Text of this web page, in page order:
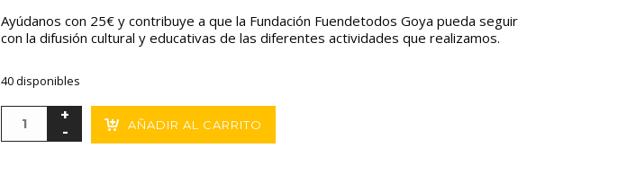
Ayúdanos con 25€ y contribuye a que la Fundación Fuendetodos Goya pueda seguir
con la difusión cultural y educativas de las diferentes actividades que realizamos.
40 disponibles
AÑADIR AL CARRITO